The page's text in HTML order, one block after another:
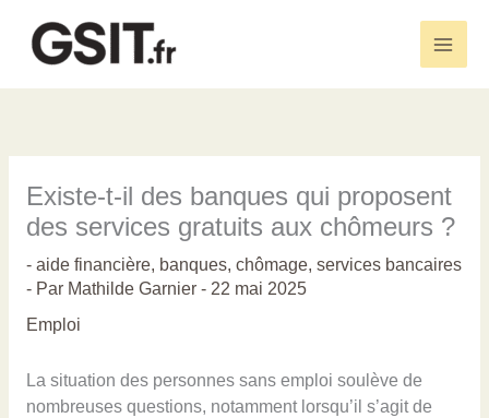
contenu
Main
Existe-t-il des banques qui proposent
des services gratuits aux chômeurs ?
- aide financière, banques, chômage, services bancaires
- Par Mathilde Garnier - 22 mai 2025
Emploi
La situation des personnes sans emploi soulève de
nombreuses questions, notamment lorsqu’il s’agit de